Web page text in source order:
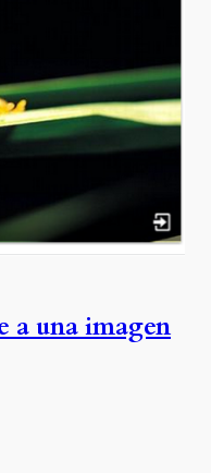
a una imagen